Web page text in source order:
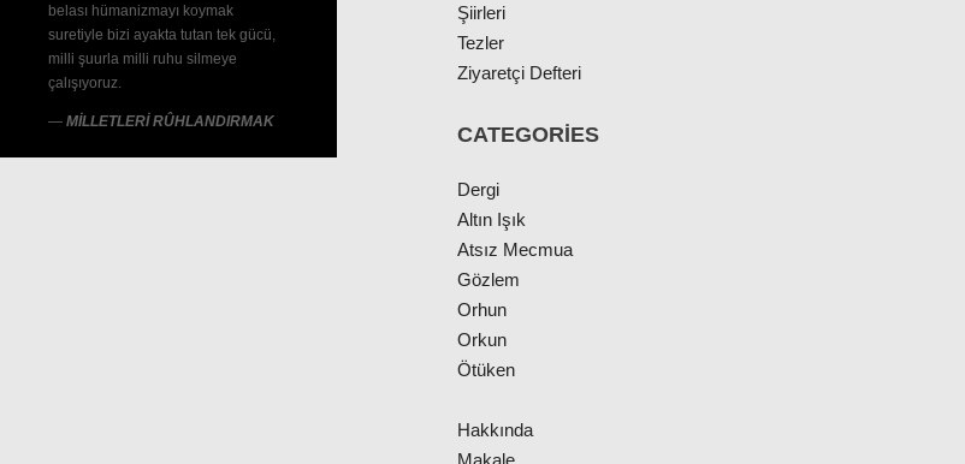
belası hümanizmayı koymak
suretiyle bizi ayakta tutan tek gücü,
milli şuurla milli ruhu silmeye
çalışıyoruz.
— MİLLETLERİ RÛHLANDIRMAK
Şiirleri
Tezler
Ziyaretçi Defteri
CATEGORIES
Dergi
Altın Işık
Atsız Mecmua
Gözlem
Orhun
Orkun
Ötüken
Hakkında
Makale